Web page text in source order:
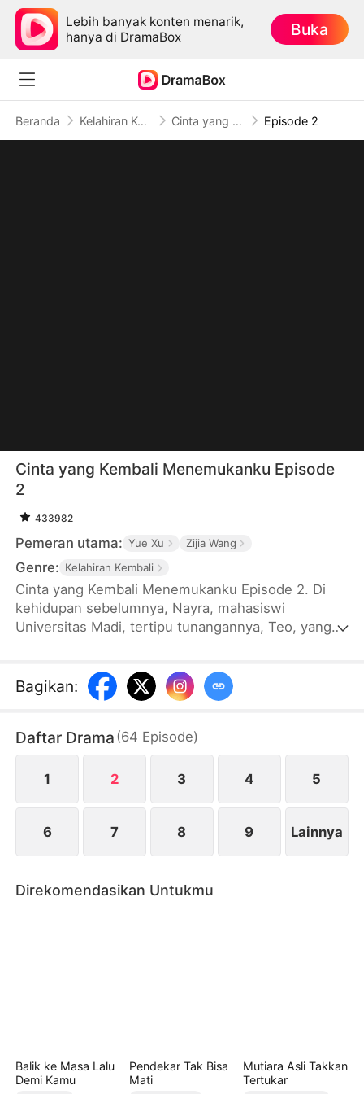
Lebih banyak konten menarik,
hanya di DramaBox
Buka
Beranda Kelahiran Kembali Cinta yang Kembali Menemukanku Episode 2
Cinta yang Kembali Menemukanku Episode
2
433982
Pemeran utama: Yue Xu Zijia Wang
Genre: Kelahiran Kembali
Cinta yang Kembali Menemukanku Episode 2. Di
kehidupan sebelumnya, Nayra, mahasiswi
Universitas Madi, tertipu tunangannya, Teo, yang
merekayasa kematiannya. Jiwanya terperangkap
dalam dendam hingga Gian, jenderal berhati kelam
membantai pelaku dan memilih mati bersamanya.
Nayra sadar bahwa Gian mencintainya tulus. Ia
bersumpah, jika diberi kehidupan baru, hanya Gian
Bagikan:
Daftar Drama (64 Episode)
1 2 3 4 5
6 7 8 9 Lainnya
Direkomendasikan Untukmu
Balik ke Masa Lalu
Demi Kamu
Pendekar Tak Bisa
Mati
Mutiara Asli Takkan
Tertukar